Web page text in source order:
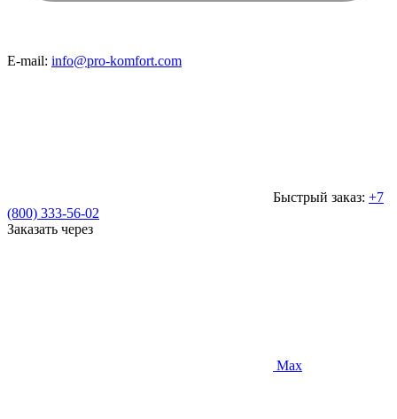
E-mail: info@pro-komfort.com
Быстрый заказ: +7
(800) 333-56-02
Заказать через
Max